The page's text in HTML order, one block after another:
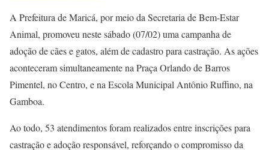
A Prefeitura de Maricá, por meio da Secretaria de Bem-Estar
Animal, promoveu neste sábado (07/02) uma campanha de
adoção de cães e gatos, além de cadastro para castração. As ações
aconteceram simultaneamente na Praça Orlando de Barros
Pimentel, no Centro, e na Escola Municipal Antônio Ruffino, na
Gamboa.
Ao todo, 53 atendimentos foram realizados entre inscrições para
castração e adoção responsável, reforçando o compromisso da